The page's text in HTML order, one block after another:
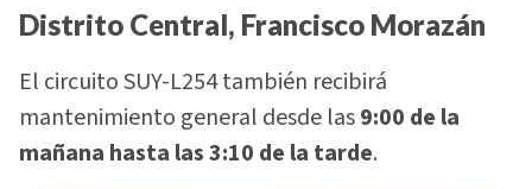
Distrito Central, Francisco Morazán
El circuito SUY-L254 también recibirá
mantenimiento general desde las9:00 de la
mañana hasta las 3:10 de la tarde.